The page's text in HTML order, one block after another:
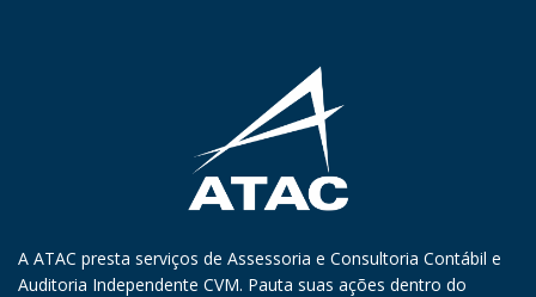
A ATAC presta serviços de Assessoria e Consultoria Contábil e
Auditoria Independente CVM. Pauta suas ações dentro do